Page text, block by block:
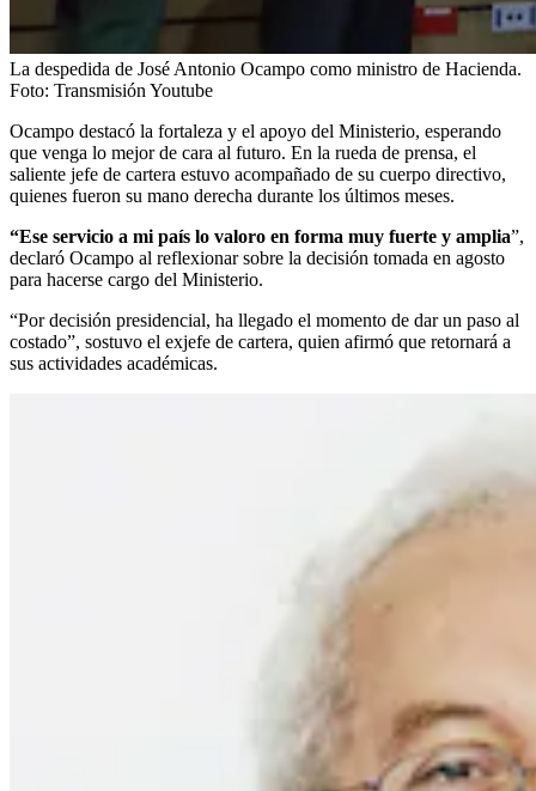
La despedida de José Antonio Ocampo como ministro de Hacienda.
Foto: Transmisión Youtube
Ocampo destacó la fortaleza y el apoyo del Ministerio, esperando
que venga lo mejor de cara al futuro. En la rueda de prensa, el
saliente jefe de cartera estuvo acompañado de su cuerpo directivo,
quienes fueron su mano derecha durante los últimos meses.
“Ese servicio a mi país lo valoro en forma muy fuerte y amplia”,
declaró Ocampo al reflexionar sobre la decisión tomada en agosto
para hacerse cargo del Ministerio.
“Por decisión presidencial, ha llegado el momento de dar un paso al
costado”, sostuvo el exjefe de cartera, quien afirmó que retornará a
sus actividades académicas.